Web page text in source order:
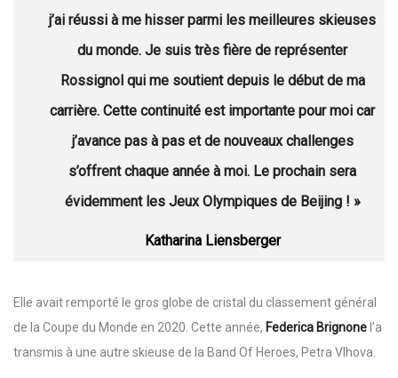
j’ai réussi à me hisser parmi les meilleures skieuses
du monde. Je suis très fière de représenter
Rossignol qui me soutient depuis le début de ma
carrière. Cette continuité est importante pour moi car
j’avance pas à pas et de nouveaux challenges
s’offrent chaque année à moi. Le prochain sera
évidemment les Jeux Olympiques de Beijing ! »
Katharina Liensberger
Elle avait remporté le gros globe de cristal du classement général
de la Coupe du Monde en 2020. Cette année, Federica Brignone l’a
transmis à une autre skieuse de la Band Of Heroes, Petra Vlhova.